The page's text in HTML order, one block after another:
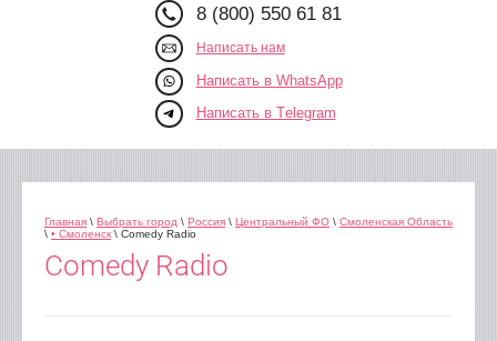
8 (800) 550 61 81
Написать нам
Написать в WhatsApp
Написать в Telegram
Главная \ Выбрать город \ Россия \ Центральный ФО \ Смоленская Область
\ • Смоленск \ Comedy Radio
Comedy Radio